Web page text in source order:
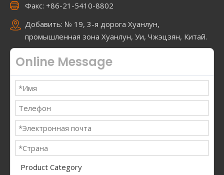
Факс: +86-21-5410-8802
Добавить: № 19, 3-я дорога Хуанлун,
промышленная зона Хуанлун, Уи, Чжэцзян, Китай.
Online Message
Product Category